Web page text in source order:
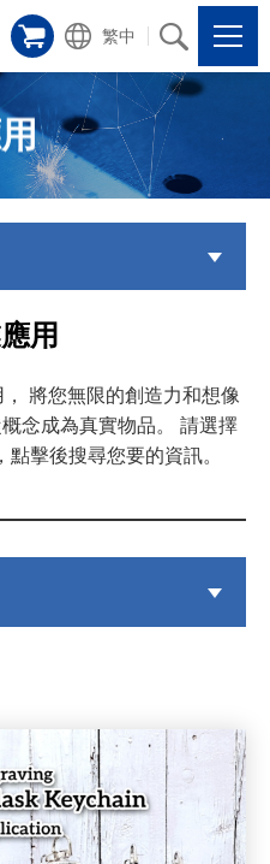
繁中
用
將您無限的創造力和想像
念成為真實物品。 請選擇
擊後搜尋您要的資訊。